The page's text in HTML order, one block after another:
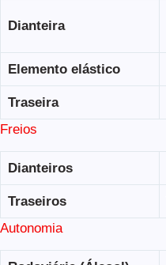
Dianteira
Elemento elástico
Traseira
Freios
Dianteiros
Traseiros
Autonomia